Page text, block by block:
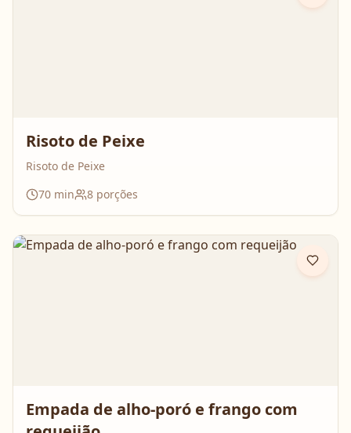
Risoto de Peixe
Risoto de Peixe
70 min 8 porções
Empada de alho-poró e frango com